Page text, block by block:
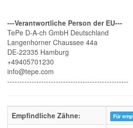
---Verantwortliche Person der EU---
TePe D-A-ch GmbH Deutschland
Langenhorner Chaussee 44a
DE-22335 Hamburg
+49405701230
info@tepe.com
--------------------------------------------------
Empfindliche Zähne: Für